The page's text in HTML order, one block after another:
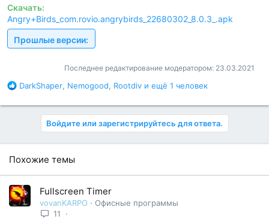
Скачать:
Angry+Birds_com.rovio.angrybirds_22680302_8.0.3_.apk
Прошлые версии:
Последнее редактирование модератором: 23.03.2021
Б
а
р
с
т
DarkShaper, Nemogood, Rootdiv и ещё 1 человек
Войдите или зарегистрируйтесь для ответа.
Похожие темы
Fullscreen Timer
vovanKARPO
Офисные программы
11